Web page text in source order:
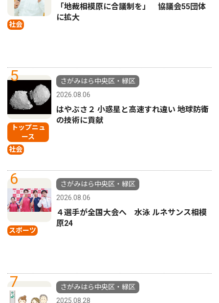
社会
「地裁相模原に合議制を」 協議会55団体
に拡大
5
トップニュ
ース
社会
さがみはら中央区・緑区
2026.08.06
はやぶさ２ 小惑星と高速すれ違い 地球防衛
の技術に貢献
6
スポーツ
さがみはら中央区・緑区
2026.08.06
４選手が全国大会へ 水泳 ルネサンス相模
原24
7
さがみはら中央区・緑区
2025.08.28